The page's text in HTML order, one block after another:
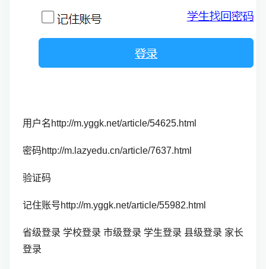
用户名http://m.yggk.net/article/54625.html
密码http://m.lazyedu.cn/article/7637.html
验证码
记住账号http://m.yggk.net/article/55982.html
省级登录 学校登录 市级登录 学生登录 县级登录 家长
登录